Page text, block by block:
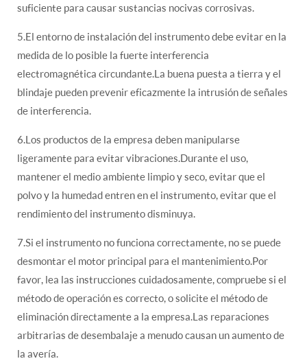
suficiente para causar sustancias nocivas corrosivas.
5.El entorno de instalación del instrumento debe evitar en la
medida de lo posible la fuerte interferencia
electromagnética circundante.La buena puesta a tierra y el
blindaje pueden prevenir eficazmente la intrusión de señales
de interferencia.
6.Los productos de la empresa deben manipularse
ligeramente para evitar vibraciones.Durante el uso,
mantener el medio ambiente limpio y seco, evitar que el
polvo y la humedad entren en el instrumento, evitar que el
rendimiento del instrumento disminuya.
7.Si el instrumento no funciona correctamente, no se puede
desmontar el motor principal para el mantenimiento.Por
favor, lea las instrucciones cuidadosamente, compruebe si el
método de operación es correcto, o solicite el método de
eliminación directamente a la empresa.Las reparaciones
arbitrarias de desembalaje a menudo causan un aumento de
la avería.